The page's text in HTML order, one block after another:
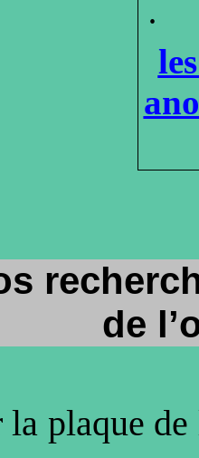
·
de
la plaque